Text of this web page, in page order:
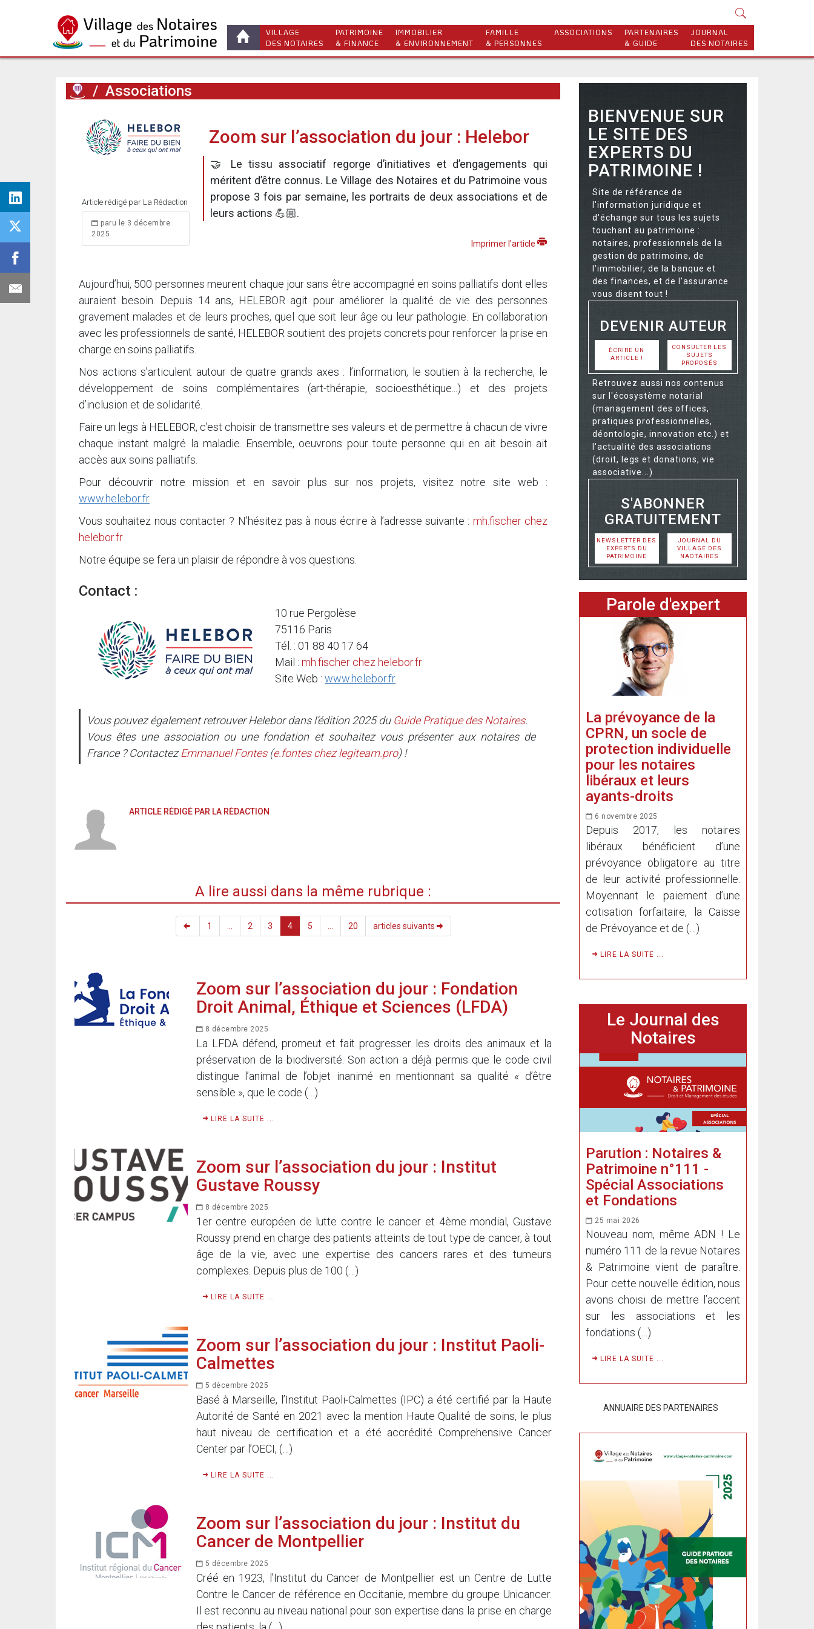
VILLAGE
DES NOTAIRES
PATRIMOINE
& FINANCE
IMMOBILIER
& ENVIRONNEMENT
FAMILLE
& PERSONNES
ASSOCIATIONS
PARTENAIRES
& GUIDE
JOURNAL
DES NOTAIRES
/ Associations
Article rédigé par La Rédaction
paru le 3 décembre
2025
Zoom sur l’association du jour : Helebor
🤝 Le tissu associatif regorge d’initiatives et d’engagements qui
méritent d’être connus. Le Village des Notaires et du Patrimoine vous
propose 3 fois par semaine, les portraits de deux associations et de
leurs actions 💪🏼.
Imprimer l'article
Aujourd’hui, 500 personnes meurent chaque jour sans être accompagné en soins palliatifs dont elles
auraient besoin. Depuis 14 ans, HELEBOR agit pour améliorer la qualité de vie des personnes
gravement malades et de leurs proches, quel que soit leur âge ou leur pathologie. En collaboration
avec les professionnels de santé, HELEBOR soutient des projets concrets pour renforcer la prise en
charge en soins palliatifs.
Nos actions s’articulent autour de quatre grands axes : l’information, le soutien à la recherche, le
développement de soins complémentaires (art-thérapie, socioesthétique...) et des projets
d’inclusion et de solidarité.
Faire un legs à HELEBOR, c’est choisir de transmettre ses valeurs et de permettre à chacun de vivre
chaque instant malgré la maladie. Ensemble, oeuvrons pour toute personne qui en ait besoin ait
accès aux soins palliatifs.
Pour découvrir notre mission et en savoir plus sur nos projets, visitez notre site web :
www.helebor.fr
Vous souhaitez nous contacter ? N’hésitez pas à nous écrire à l’adresse suivante : mh.fischerchez
helebor.fr
Notre équipe se fera un plaisir de répondre à vos questions.
Contact :
10 rue Pergolèse
75116 Paris
Tél. : 01 88 40 17 64
Mail : mh.fischer chez helebor.fr
Site Web : www.helebor.fr
Vous pouvez également retrouver Helebor dans l’édition 2025 du Guide Pratique des Notaires.
Vous êtes une association ou une fondation et souhaitez vous présenter aux notaires de
France ? ContactezEmmanuel Fontes(e.fonteschezlegiteam.pro) !
ARTICLE RÉDIGÉ PAR LA RÉDACTION
A lire aussi dans la même rubrique :
1 ... 2 3 4 5 ... 20 articles suivants
Zoom sur l’association du jour : Fondation
Droit Animal, Éthique et Sciences (LFDA)
8 décembre 2025
La LFDA défend, promeut et fait progresser les droits des animaux et la
préservation de la biodiversité. Son action a déjà permis que le code civil
distingue l’animal de l’objet inanimé en mentionnant sa qualité « d’être
sensible », que le code (…)
LIRE LA SUITE ...
Zoom sur l’association du jour : Institut
Gustave Roussy
8 décembre 2025
1er centre européen de lutte contre le cancer et 4ème mondial, Gustave
Roussy prend en charge des patients atteints de tout type de cancer, à tout
âge de la vie, avec une expertise des cancers rares et des tumeurs
complexes. Depuis plus de 100 (…)
LIRE LA SUITE ...
Zoom sur l’association du jour : Institut Paoli-
Calmettes
5 décembre 2025
Basé à Marseille, l’Institut Paoli-Calmettes (IPC) a été certifié par la Haute
Autorité de Santé en 2021 avec la mention Haute Qualité de soins, le plus
haut niveau de certification et a été accrédité Comprehensive Cancer
Center par l’OECI, (…)
LIRE LA SUITE ...
Zoom sur l’association du jour : Institut du
Cancer de Montpellier
5 décembre 2025
Créé en 1923, l’Institut du Cancer de Montpellier est un Centre de Lutte
Contre le Cancer de référence en Occitanie, membre du groupe Unicancer.
Il est reconnu au niveau national pour son expertise dans la prise en charge
BIENVENUE SUR
LE SITE DES
EXPERTS DU
PATRIMOINE !
Site de référence de
l'information juridique et
d'échange sur tous les sujets
touchant au patrimoine :
notaires, professionnels de la
gestion de patrimoine, de
l'immobilier, de la banque et
des finances, et de l'assurance
vous disent tout !
DEVENIR AUTEUR
ÉCRIRE UN
ARTICLE !
CONSULTER LES
SUJETS
PROPOSÉS
Retrouvez aussi nos contenus
sur l'écosystème notarial
(management des offices,
pratiques professionnelles,
déontologie, innovation etc.) et
l'actualité des associations
(droit, legs et donations, vie
associative...)
S'ABONNER
GRATUITEMENT
NEWSLETTER DES
EXPERTS DU
PATRIMOINE
JOURNAL DU
VILLAGE DES
NAOTAIRES
Parole d'expert
La prévoyance de la
CPRN, un socle de
protection individuelle
pour les notaires
libéraux et leurs
ayants-droits
6 novembre 2025
Depuis 2017, les notaires
libéraux bénéficient d’une
prévoyance obligatoire au titre
de leur activité professionnelle.
Moyennant le paiement d’une
cotisation forfaitaire, la Caisse
de Prévoyance et de (…)
LIRE LA SUITE ...
Le Journal des
Notaires
Parution : Notaires &
Patrimoine n°111 -
Spécial Associations
et Fondations
25 mai 2026
Nouveau nom, même ADN ! Le
numéro 111 de la revue Notaires
& Patrimoine vient de paraître.
Pour cette nouvelle édition, nous
avons choisi de mettre l’accent
sur les associations et les
fondations (…)
LIRE LA SUITE ...
ANNUAIRE DES PARTENAIRES